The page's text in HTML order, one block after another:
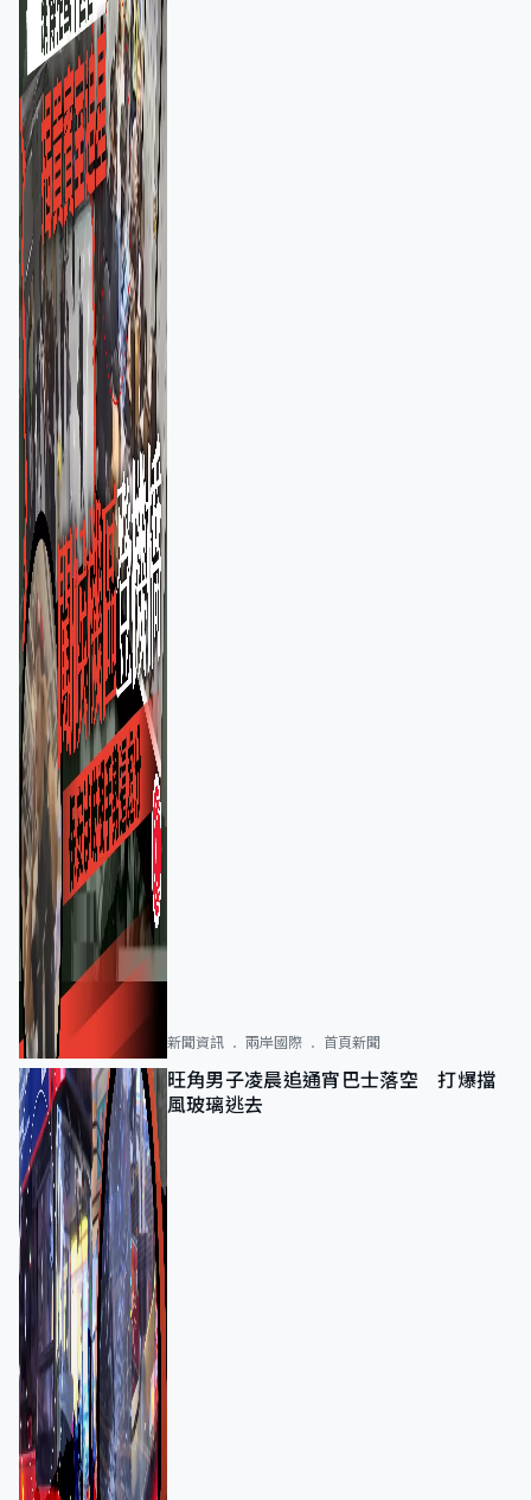
新聞資訊 兩岸國際 首頁新聞
旺角男子凌晨追通宵巴士落空 打爆擋
風玻璃逃去